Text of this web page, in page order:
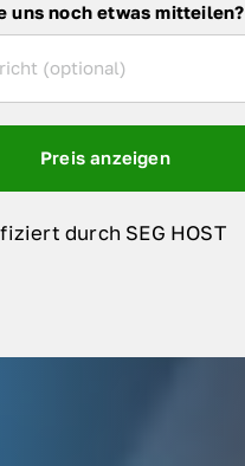
uns noch etwas mitteilen?
Preis anzeigen
durch SEG HOST